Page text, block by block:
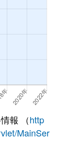
報 （http
MainSer